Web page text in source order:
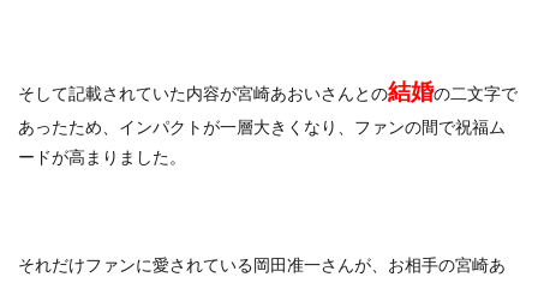
そして記載されていた内容が宮崎あおいさんとの結婚の二文字で
あったため、インパクトが一層大きくなり、ファンの間で祝福ム
ードが高まりました。
それだけファンに愛されている岡田准一さんが、お相手の宮崎あ